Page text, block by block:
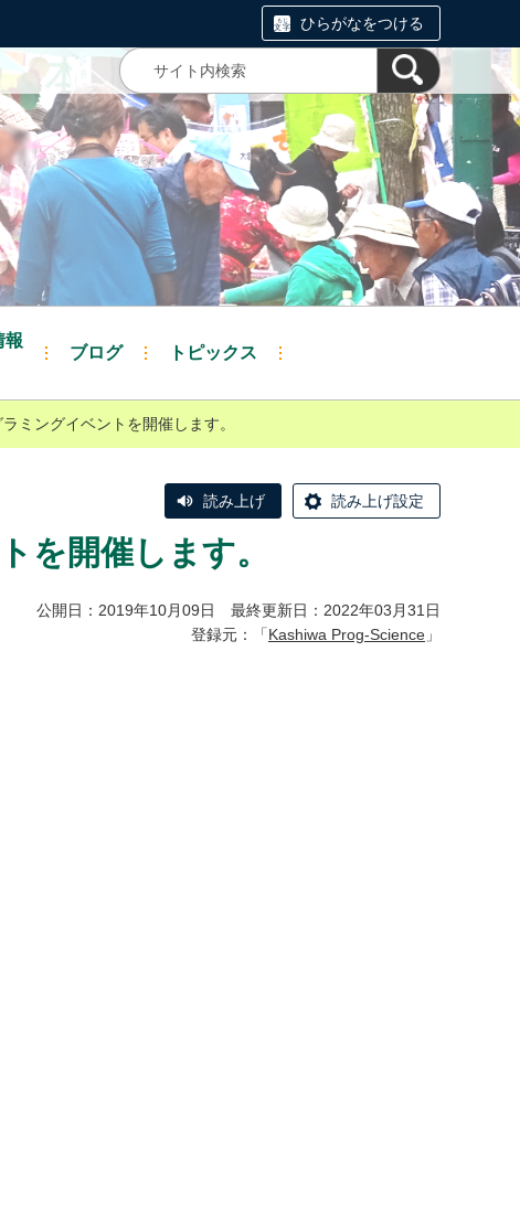
ひらがなをつける
報
ブログ トピックス
ミングイベントを開催します。
読み上げ 読み上げ設定
を開催します。
公開日：2019年10月09日 最終更新日：2022年03月31日
登録元：「Kashiwa Prog-Science 」